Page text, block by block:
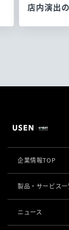
店内演出
企業情報TOP
会社概要・役員
社長メッセージ
製品・サービス
POSレジ 他
導入事例
ニュース